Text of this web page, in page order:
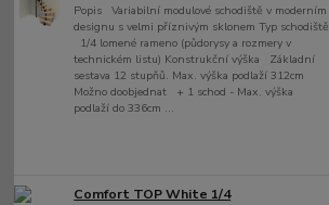
Popis Variabilní modulové schodiště v moderním
designu s velmi příznivým sklonem Typ schodiště
1/4 lomené rameno (půdorysy a rozmery v
technickém listu) Konstrukční výška Základní
sestava 12 stupňů. Max. výška podlaží 312cm
Možno doobjednat + 1 schod - Max. výška
podlaží do 336cm ...
Comfort TOP White 1/4